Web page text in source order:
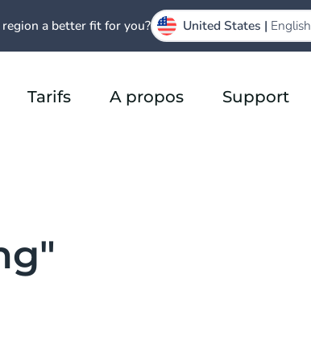
Tarifs A propos Support
a better fit for you? United States | English